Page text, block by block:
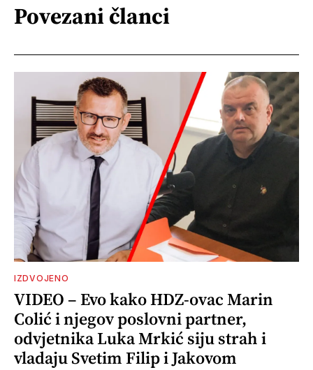
Povezani članci
IZDVOJENO
VIDEO – Evo kako HDZ-ovac Marin
Colić i njegov poslovni partner,
odvjetnika Luka Mrkić siju strah i
vladaju Svetim Filip i Jakovom